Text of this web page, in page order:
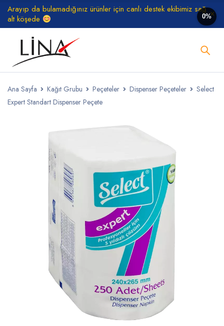
Arayıp da bulamadığınız ürünler için canlı destek ekibimiz sağ
alt köşede
Ana Sayfa Kağıt Grubu Peçeteler Dispenser Peçeteler
Select
Expert Standart Dispenser Peçete
0%